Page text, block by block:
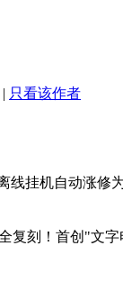
| 只看该作者
线挂机自动涨
复刻！首创"文